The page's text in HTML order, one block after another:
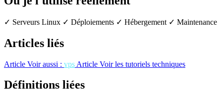
✓ Serveurs Linux ✓ Déploiements ✓ Hébergement ✓ Maintenance
Articles liés
Article Voir aussi : vps Article Voir les tutoriels techniques
Définitions liées